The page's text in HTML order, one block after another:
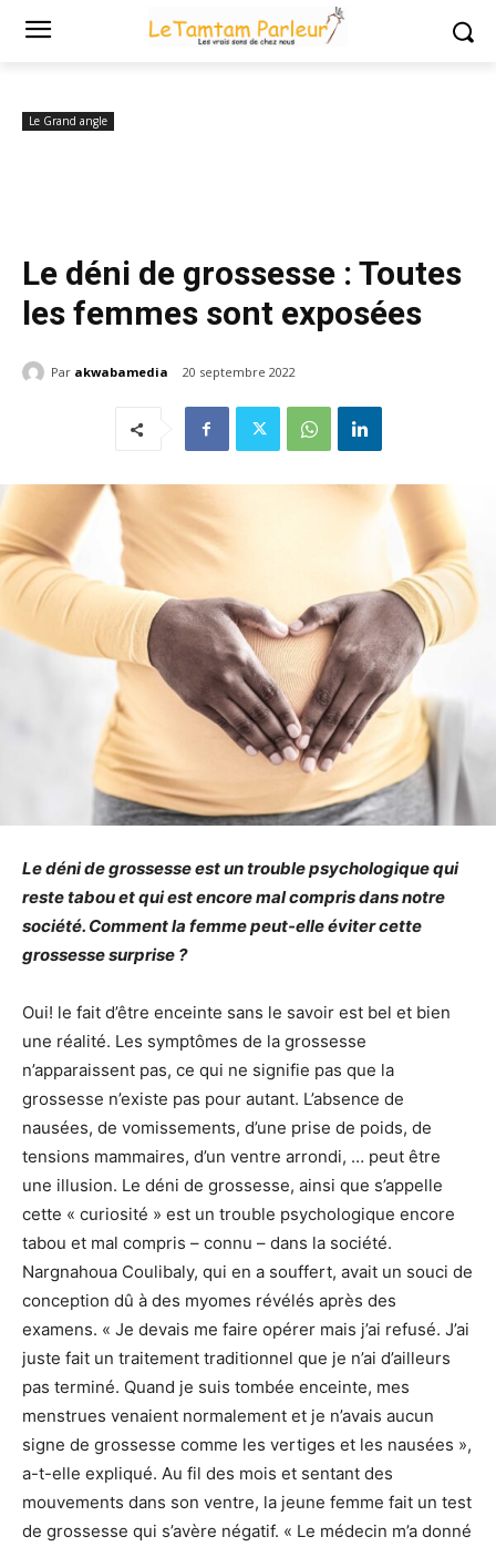
Accueil Le Grand angle
Le déni de grossesse : Toutes les femmes
Le Grand angle
Le déni de grossesse : Toutes
les femmes sont exposées
Par akwabamedia 20 septembre 2022
Le déni de grossesse est un trouble psychologique qui
reste tabou et qui est encore mal compris dans notre
société. Comment la femme peut-elle éviter cette
grossesse surprise ?
Oui! le fait d’être enceinte sans le savoir est bel et bien
une réalité. Les symptômes de la grossesse
n’apparaissent pas, ce qui ne signifie pas que la
grossesse n’existe pas pour autant. L’absence de
nausées, de vomissements, d’une prise de poids, de
tensions mammaires, d’un ventre arrondi, … peut être
une illusion. Le déni de grossesse, ainsi que s’appelle
cette « curiosité » est un trouble psychologique encore
tabou et mal compris – connu – dans la société.
Nargnahoua Coulibaly, qui en a souffert, avait un souci de
conception dû à des myomes révélés après des
examens. « Je devais me faire opérer mais j’ai refusé. J’ai
juste fait un traitement traditionnel que je n’ai d’ailleurs
pas terminé. Quand je suis tombée enceinte, mes
menstrues venaient normalement et je n’avais aucun
signe de grossesse comme les vertiges et les nausées »,
a-t-elle expliqué. Au fil des mois et sentant des
mouvements dans son ventre, la jeune femme fait un test
de grossesse qui s’avère négatif. « Le médecin m’a donné